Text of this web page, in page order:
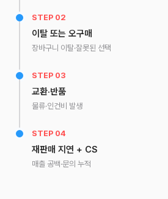
STEP 02
이탈 또는 오구매
장바구니 이탈·잘못된 선택
STEP 03
교환·반품
물류·인건비 발생
STEP 04
재판매 지연 + CS
매출 공백·문의 누적